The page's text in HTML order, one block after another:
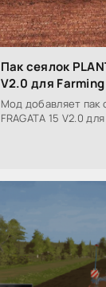
Пак сеялок
V2.0 для
Мод добавляет пак
FRAGATA 15 V2.0